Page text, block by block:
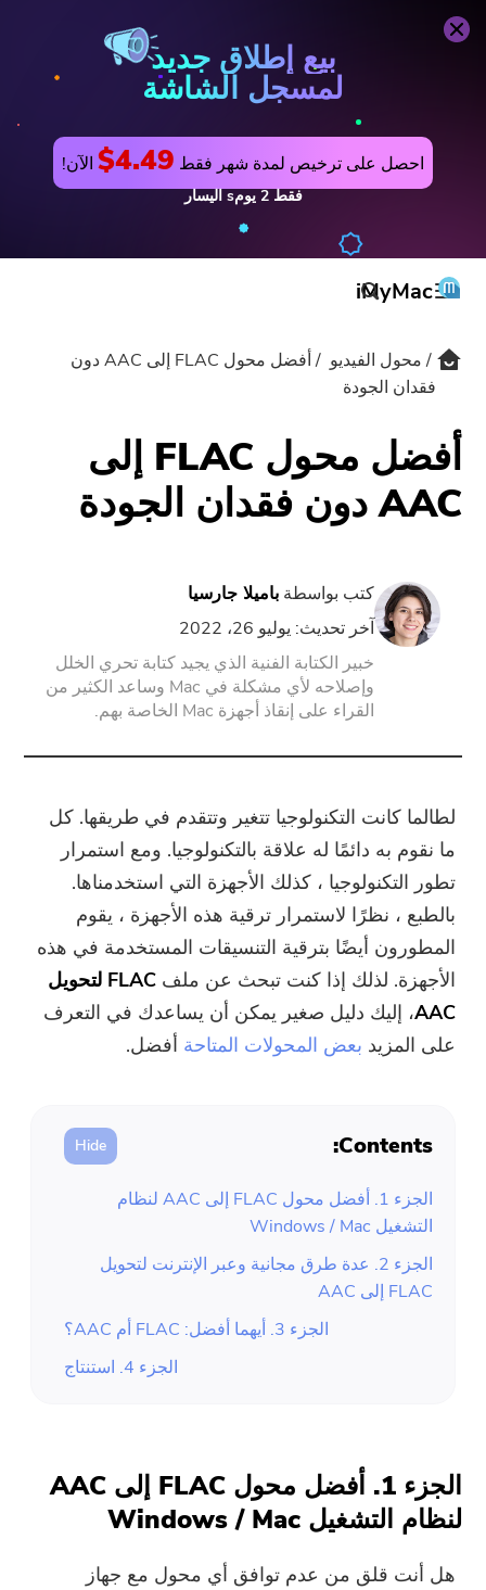
بيع إطلاق جديد
لمسجل الشاشة
احصل على ترخيص لمدة شهر فقط $4.49 الآن!
فقط2 يومs اليسار
iMyMac
المنتج والحل
PowerMyMac
محول الفيديو
شاشة مسجل
تحويل الفيديو مجانا
محرر فيديو مجانا
ضاغط صور مجاني
قوات الدفاع الشعبي الحر ضاغط
الدعم
اشتري الآن
محول الفيديو
أفضل محول FLAC إلى AAC دون
فقدان الجودة
أفضل محول FLAC إلى
AAC دون فقدان الجودة
كتب بواسطة باميلا جارسيا
آخر تحديث: يوليو 26، 2022
خبير الكتابة الفنية الذي يجيد كتابة تحري الخلل
وإصلاحه لأي مشكلة في Mac وساعد الكثير من
القراء على إنقاذ أجهزة Mac الخاصة بهم.
لطالما كانت التكنولوجيا تتغير وتتقدم في طريقها. كل
ما نقوم به دائمًا له علاقة بالتكنولوجيا. ومع استمرار
تطور التكنولوجيا ، كذلك الأجهزة التي استخدمناها.
بالطبع ، نظرًا لاستمرار ترقية هذه الأجهزة ، يقوم
المطورون أيضًا بترقية التنسيقات المستخدمة في هذه
الأجهزة. لذلك إذا كنت تبحث عن ملف
FLAC لتحويل
AAC، إليك دليل صغير يمكن أن يساعدك في التعرف
على المزيد بعض المحولات المتاحة أفضل.
Contents:
الجزء 1. أفضل محول FLAC إلى AAC لنظام
التشغيل Windows / Mac
الجزء 2. عدة طرق مجانية وعبر الإنترنت لتحويل
FLAC إلى AAC
الجزء 3. أيهما أفضل: FLAC أم AAC؟
الجزء 4. استنتاج
الجزء 1. أفضل محول FLAC إلى AAC
لنظام التشغيل Windows / Mac
هل أنت قلق من عدم توافق أي محول مع جهاز